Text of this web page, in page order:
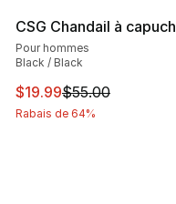
CSG Chandail à
Pour hommes
Black / Black
Cet article est en
$19.99$55.00
Rabais de 64%